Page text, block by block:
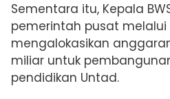
Sementara itu, Kepala
pemerintah pusat melalui
mengalokasikan anggaran
miliar untuk
pendidikan Untad.